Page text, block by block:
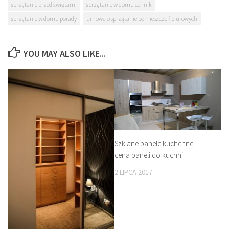
sprzątanie przed świętami
sprzątanie w domu cennik
sprzątanie w domu porady
umowa o sprzątanie pomieszczeń biurowych
YOU MAY ALSO LIKE...
Szklane panele kuchenne –
cena paneli do kuchni
2 LIPCA 2017